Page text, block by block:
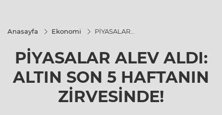
Anasayfa Ekonomi
PİYASALAR
HAFTANIN
ZİRVESİNDE!
PİYASALAR ALEV ALDI:
ALTIN SON 5 HAFTANIN
ZİRVESİNDE!